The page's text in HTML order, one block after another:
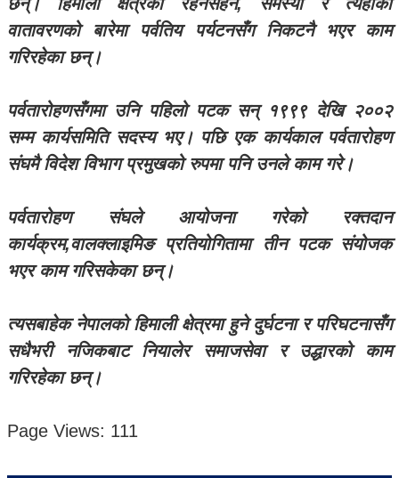
वातावरणको बारेमा पर्वतिय पर्यटनसँग निकटनै भएर काम
गरिरहेका छन्।
पर्वतारोहणसँगमा उनि पहिलो पटक सन् १९९९ देखि २००२
सम्म कार्यसमिति सदस्य भए। पछि एक कार्यकाल पर्वतारोहण
संघमै विदेश विभाग प्रमुखको रुपमा पनि उनले काम गरे।
पर्वतारोहण संघले आयोजना गरेको रक्तदान
कार्यक्रम,वालक्लाइमिङ प्रतियोगितामा तीन पटक संयोजक
भएर काम गरिसकेका छन्।
त्यसबाहेक नेपालको हिमाली क्षेत्रमा हुने दुर्घटना र परिघटनासँग
सधैभरी नजिकबाट नियालेर समाजसेवा र उद्धारको काम
गरिरहेका छन्।
Page Views: 111